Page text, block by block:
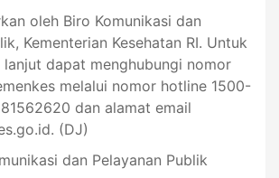
oleh Biro Komunikasi dan
Kementerian Kesehatan RI. Untuk
dapat menghubungi nomor
melalui nomor hotline 1500-
dan alamat email
. (DJ)
dan Pelayanan Publik